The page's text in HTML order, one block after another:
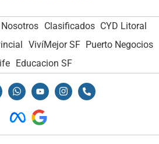
Clasificados CYD Litoral
VivíMejor SF Puerto Negocios
Educacion SF